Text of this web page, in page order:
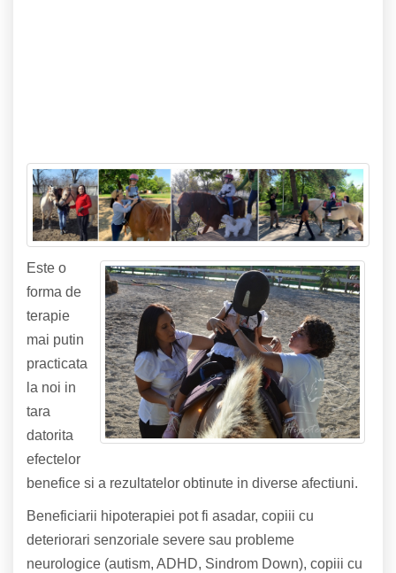
Este o
forma de
terapie
mai putin
practicata
la noi in
tara
datorita
efectelor
benefice si a rezultatelor obtinute in diverse afectiuni.
Beneficiarii hipoterapiei pot fi asadar, copiii cu
deteriorari senzoriale severe sau probleme
neurologice (autism, ADHD, Sindrom Down), copiii cu